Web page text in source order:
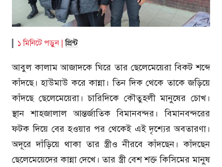
১ মিনিটে পড়ুন |প্রিন্ট
আবুল কালাম আজাদকে ঘিরে তার ছেলেমেয়েরা বিকট শব্দে
কাঁদছে। হাউমাউ করে কান্না। তিন দিক থেকে তাকে জড়িয়ে
কাঁদছে ছেলেমেয়েরা। চারিদিকে কৌতুহলী মানুষের চোখ।
স্থান শাহজালাল আন্তর্জাতিক বিমানবন্দর। বিমানবন্দরের
ফটক দিয়ে বের হওয়ার পর থেকেই এই দৃশ্যের অবতারণা।
অদূরে দাঁড়িয়ে থাকা তার স্ত্রীও নীরবে কাঁদছেন। কাঁদছেন
ছেলেমেয়েদের কান্না দেখে। তার স্ত্রী বেশ শক্ত কিসিমের মানুষ